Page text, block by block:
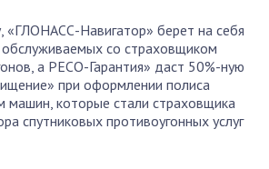
«ГЛОНАСС-Навигатор» берет на себя
со страховщиком
а РЕСО-Гарантия» даст 50%-ную
при оформлении полиса
которые стали страховщика
спутниковых противоугонных услуг